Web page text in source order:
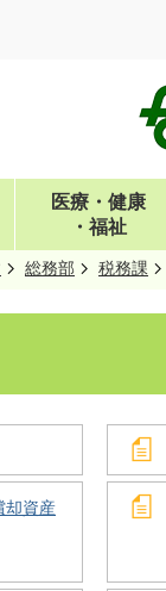
医療・健康
・福祉
総務部 税務課
却資産